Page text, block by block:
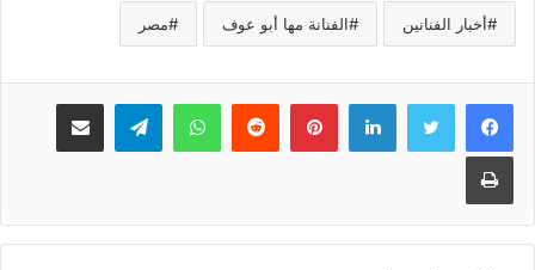
أخبار الفنانين الفنانة مها أبو عوف مصر
لينكدإنبينتيريست واتسابتيلقرام مشاركة عبر البريد
طباعة